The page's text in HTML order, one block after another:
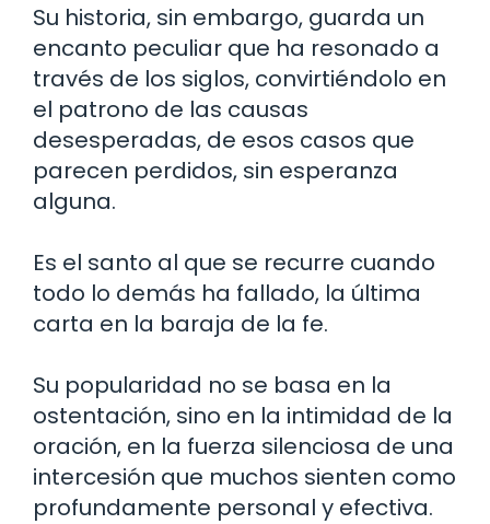
Su historia, sin embargo, guarda un
encanto peculiar que ha resonado a
través de los siglos, convirtiéndolo en
el patrono de las causas
desesperadas, de esos casos que
parecen perdidos, sin esperanza
alguna.
Es el santo al que se recurre cuando
todo lo demás ha fallado, la última
carta en la baraja de la fe.
Su popularidad no se basa en la
ostentación, sino en la intimidad de la
oración, en la fuerza silenciosa de una
intercesión que muchos sienten como
profundamente personal y efectiva.